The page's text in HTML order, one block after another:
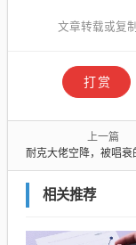
文章转载或复
打赏
上一篇
耐克大佬空降，被唱衰的
相关推荐